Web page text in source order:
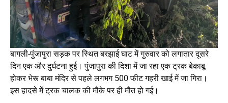
बागली-पुंजापुरा सड़क पर स्थित बरझाई घाट में गुरुवार को लगातार दूसरे
दिन एक और दुर्घटना हुई। पुंजापुरा की दिशा में जा रहा एक ट्रक बेकाबू
होकर भेरू बाबा मंदिर से पहले लगभग 500 फीट गहरी खाई में जा गिरा।
इस हादसे में ट्रक चालक की मौके पर ही मौत हो गई।